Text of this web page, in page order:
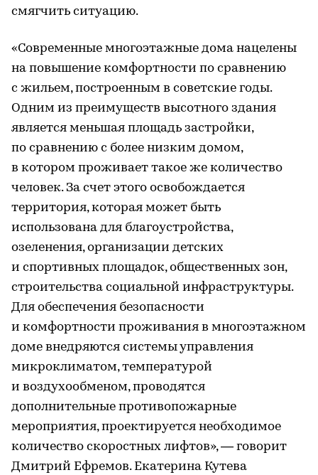
смягчить ситуацию.
«Современные многоэтажные дома нацелены
на повышение комфортности по сравнению
с жильем, построенным в советские годы.
Одним из преимуществ высотного здания
является меньшая площадь застройки,
по сравнению с более низким домом,
в котором проживает такое же количество
человек. За счет этого освобождается
территория, которая может быть
использована для благоустройства,
озеленения, организации детских
и спортивных площадок, общественных зон,
строительства социальной инфраструктуры.
Для обеспечения безопасности
и комфортности проживания в многоэтажном
доме внедряются системы управления
микроклиматом, температурой
и воздухообменом, проводятся
дополнительные противопожарные
мероприятия, проектируется необходимое
количество скоростных лифтов», — говорит
Дмитрий Ефремов. Екатерина Кутева